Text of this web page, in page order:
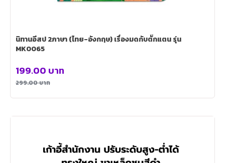
นิทานอีสป 2ภาษา (ไทย-อังกฤษ) เรื่องมดกับตั๊กแตน รุ่น
MK0065
299.00บาท
199.00 บาท